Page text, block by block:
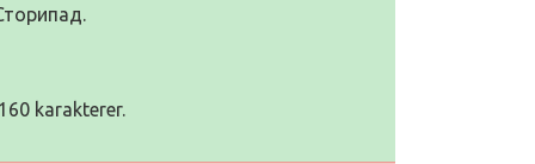
karakterer.